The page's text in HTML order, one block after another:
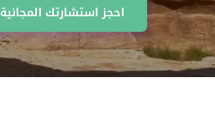
احجز استشارتك المجانية